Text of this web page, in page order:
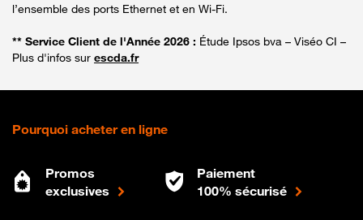
l’ensemble des ports Ethernet et en Wi-Fi.
** Service Client de l'Année 2026 : Étude Ipsos bva – Viséo CI –
Plus d'infos sur escda.fr
Pourquoi acheter en ligne
Promos
exclusives
Paiement
100% sécurisé